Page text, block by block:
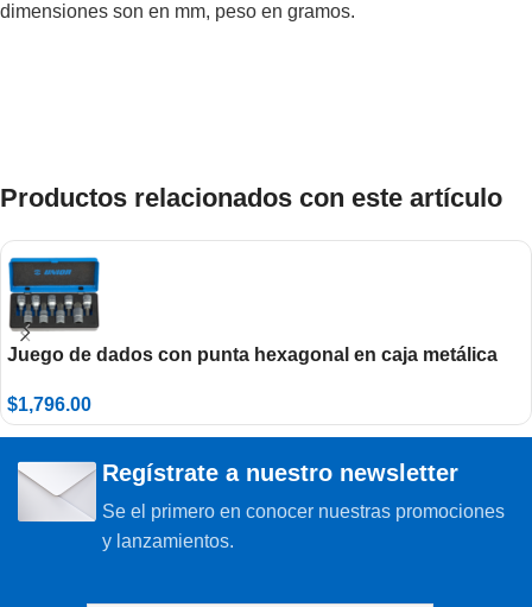
dimensiones son en mm, peso en gramos.
Productos relacionados con este artículo
Juego de dados con punta hexagonal en caja metálica
$1,796.00
Regístrate a nuestro newsletter
Se el primero en conocer nuestras promociones
y lanzamientos.